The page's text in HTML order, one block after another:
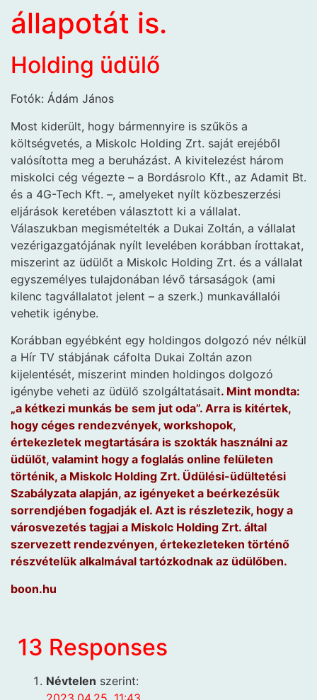
állapotát is.
Holding üdülő
Fotók: Ádám János
Most kiderült, hogy bármennyire is szűkös a
költségvetés, a Miskolc Holding Zrt. saját erejéből
valósította meg a beruházást. A kivitelezést három
miskolci cég végezte – a Bordásrolo Kft., az Adamit Bt.
és a 4G-Tech Kft. –, amelyeket nyílt közbeszerzési
eljárások keretében választott ki a vállalat.
Válaszukban megismételték a Dukai Zoltán, a vállalat
vezérigazgatójának nyílt levelében korábban írottakat,
miszerint az üdülőt a Miskolc Holding Zrt. és a vállalat
egyszemélyes tulajdonában lévő társaságok (ami
kilenc tagvállalatot jelent – a szerk.) munkavállalói
vehetik igénybe.
Korábban egyébként egy holdingos dolgozó név nélkül
a Hír TV stábjának cáfolta Dukai Zoltán azon
kijelentését, miszerint minden holdingos dolgozó
igénybe veheti az üdülő szolgáltatásait. Mint mondta:
„a kétkezi munkás be sem jut oda”. Arra is kitértek,
hogy céges rendezvények, workshopok,
értekezletek megtartására is szokták használni az
üdülőt, valamint hogy a foglalás online felületen
történik, a Miskolc Holding Zrt. Üdülési-üdültetési
Szabályzata alapján, az igényeket a beérkezésük
sorrendjében fogadják el. Azt is részletezik, hogy a
városvezetés tagjai a Miskolc Holding Zrt. által
szervezett rendezvényen, értekezleteken történő
részvételük alkalmával tartózkodnak az üdülőben.
boon.hu
13 Responses
Névtelen szerint: